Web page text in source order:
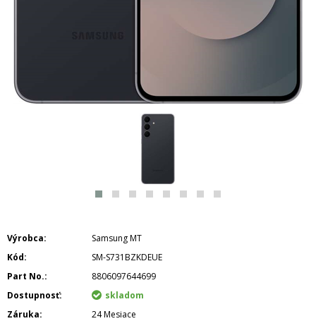
Výrobca
Samsung MT
Kód
SM-S731BZKDEUE
Part No.
8806097644699
Dostupnosť
skladom
Záruka
24 Mesiace